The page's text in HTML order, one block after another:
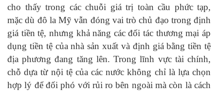
cho thấy trong các chuỗi giá trị toàn cầu phức tạp,
mặc dù đô la Mỹ vẫn đóng vai trò chủ đạo trong định
giá tiền tệ, nhưng khả năng các đối tác thương mại áp
dụng tiền tệ của nhà sản xuất và định giá bằng tiền tệ
địa phương đang tăng lên. Trong lĩnh vực tài chính,
chỗ dựa từ nội tệ của các nước không chỉ là lựa chọn
hợp lý để đối phó với rủi ro bên ngoài mà còn là cách